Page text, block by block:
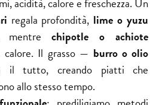
regala profondità, lime o yuzu
mentrechipotle o achiote
Il grasso — burro o olio
il tutto, creando piatti che
allo stesso tempo.